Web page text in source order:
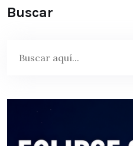
Buscar